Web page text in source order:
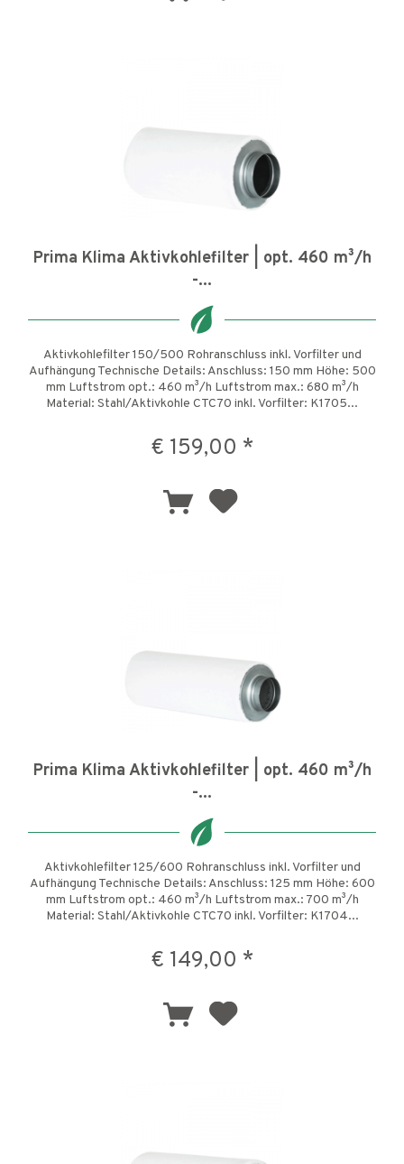
Prima Klima Aktivkohlefilter | opt. 460 m³/h
-...
Aktivkohlefilter 150/500 Rohranschluss inkl. Vorfilter und
Aufhängung Technische Details: Anschluss: 150 mm Höhe: 500
mm Luftstrom opt.: 460 m³/h Luftstrom max.: 680 m³/h
Material: Stahl/Aktivkohle CTC70 inkl. Vorfilter: K1705...
€ 159,00 *
Prima Klima Aktivkohlefilter | opt. 460 m³/h
-...
Aktivkohlefilter 125/600 Rohranschluss inkl. Vorfilter und
Aufhängung Technische Details: Anschluss: 125 mm Höhe: 600
mm Luftstrom opt.: 460 m³/h Luftstrom max.: 700 m³/h
Material: Stahl/Aktivkohle CTC70 inkl. Vorfilter: K1704...
€ 149,00 *